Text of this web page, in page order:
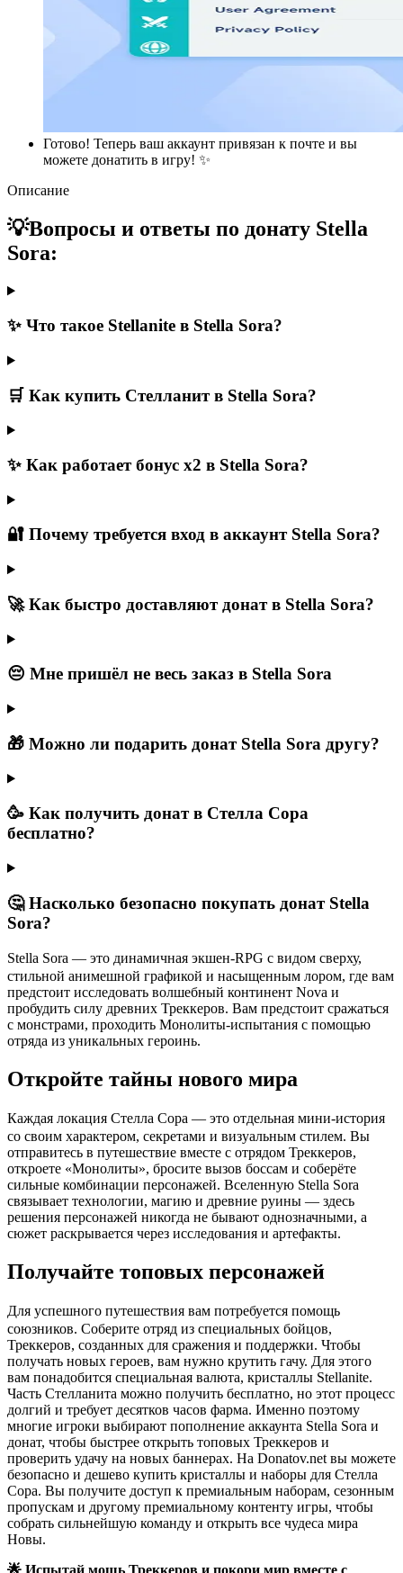
Готово! Теперь ваш аккаунт привязан к почте и вы
можете донатить в игру! ✨
Описание
💡Вопросы и ответы по донату Stella
Sora:
✨ Что такое Stellanite в Stella Sora?
🛒 Как купить Стелланит в Stella Sora?
✨ Как работает бонус х2 в Stella Sora?
🔐 Почему требуется вход в аккаунт Stella Sora?
🚀 Как быстро доставляют донат в Stella Sora?
😔 Мне пришёл не весь заказ в Stella Sora
🎁 Можно ли подарить донат Stella Sora другу?
🥳 Как получить донат в Стелла Сора
бесплатно?
🤔 Насколько безопасно покупать донат Stella
Sora?
ㅤStella Sora — это динамичная экшен-RPG с видом сверху,
стильной анимешной графикой и насыщенным лором, где вам
предстоит исследовать волшебный континент Nova и
пробудить силу древних Треккеров. Вам предстоит сражаться
с монстрами, проходить Монолиты-испытания с помощью
отряда из уникальных героинь.
Откройте тайны нового мира
ㅤКаждая локация Стелла Сора — это отдельная мини-история
со своим характером, секретами и визуальным стилем. Вы
отправитесь в путешествие вместе с отрядом Треккеров,
откроете «Монолиты», бросите вызов боссам и соберёте
сильные комбинации персонажей. Вселенную Stella Sora
связывает технологии, магию и древние руины — здесь
решения персонажей никогда не бывают однозначными, а
сюжет раскрывается через исследования и артефакты.
Получайте топовых персонажей
ㅤДля успешного путешествия вам потребуется помощь
союзников. Соберите отряд из специальных бойцов,
Треккеров, созданных для сражения и поддержки. Чтобы
получать новых героев, вам нужно крутить гачу. Для этого
вам понадобится специальная валюта, кристаллы Stellanite.
Часть Стелланита можно получить бесплатно, но этот процесс
долгий и требует десятков часов фарма. Именно поэтому
многие игроки выбирают пополнение аккаунта Stella Sora и
донат, чтобы быстрее открыть топовых Треккеров и
проверить удачу на новых баннерах. На Donatov.net вы можете
безопасно и дешево купить кристаллы и наборы для Стелла
Сора. Вы получите доступ к премиальным наборам, сезонным
пропускам и другому премиальному контенту игры, чтобы
собрать сильнейшую команду и открыть все чудеса мира
Новы.
🌟 Испытай мощь Треккеров и покори мир вместе с